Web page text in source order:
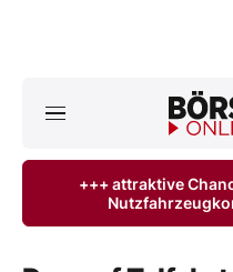
ktuelle
Anlageprodukte
+++ attraktive